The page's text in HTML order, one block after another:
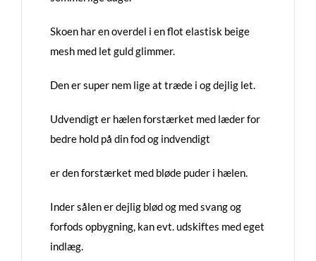
Skoen har en overdel i en flot elastisk beige
mesh med let guld glimmer.
Den er super nem lige at træde i og dejlig let.
Udvendigt er hælen forstærket med læder for
bedre hold på din fod og indvendigt
er den forstærket med bløde puder i hælen.
Inder sålen er dejlig blød og med svang og
forfods opbygning, kan evt. udskiftes med eget
indlæg.